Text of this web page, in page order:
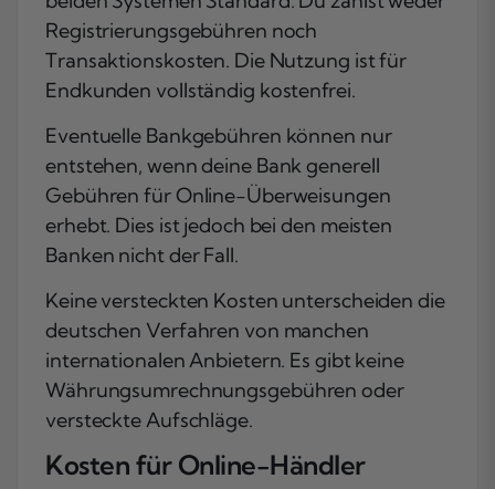
Registrierungsgebühren noch
Transaktionskosten. Die Nutzung ist für
Endkunden vollständig kostenfrei.
Eventuelle Bankgebühren können nur
entstehen, wenn deine Bank generell
Gebühren für Online-Überweisungen
erhebt. Dies ist jedoch bei den meisten
Banken nicht der Fall.
Keine versteckten Kosten unterscheiden die
deutschen Verfahren von manchen
internationalen Anbietern. Es gibt keine
Währungsumrechnungsgebühren oder
versteckte Aufschläge.
Kosten für Online-Händler